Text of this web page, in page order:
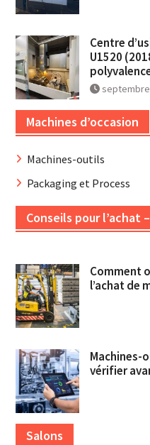
Centre
U1520
septembre
Machines d’occasion
Machines-outils
Packaging et Process
Conseils pour l’achat
Comment
l’achat de
Machines-
vérifier
Salons